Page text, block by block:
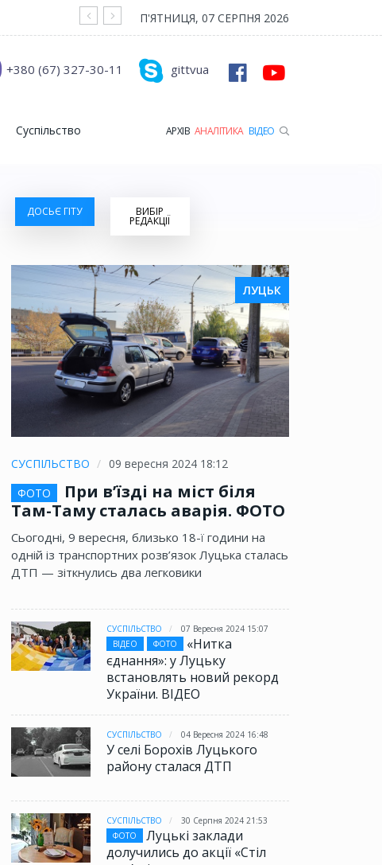
На війні загинув Герой з Рожищенської
П'ЯТНИЦЯ, 07 СЕРПНЯ 2026
gittvua
+380 (67) 327-30-11
Суспільство АРХІВ АНАЛІТИКА ВІДЕО
ДОСЬЄ ГІТУ ВИБІР
РЕДАКЦІЇ
ЛУЦЬК
СУСПІЛЬСТВО
09 вересня 2024 18:12
ФОТО
При в’їзді на міст біля
Там-Таму сталась аварія. ФОТО
Сьогодні, 9 вересня, близько 18-ї години на
одній із транспортних розв’язок Луцька сталась
ДТП — зіткнулись два легковики
СУСПІЛЬСТВО
07 Вересня 2024 15:07
ВІДЕО
ФОТО
«Нитка
єднання»: у Луцьку
встановлять новий рекорд
України. ВІДЕО
СУСПІЛЬСТВО 04 Вересня 2024 16:48
У селі Борохів Луцького
району сталася ДТП
СУСПІЛЬСТВО
30 Серпня 2024 21:53
ФОТО
Луцькі заклади
долучились до акції «Стіл